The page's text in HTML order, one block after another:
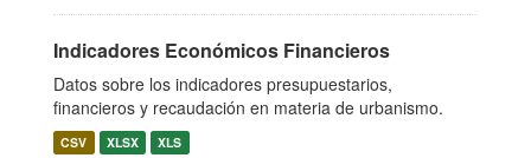
Indicadores Económicos Financieros
Datos sobre los indicadores presupuestarios,
financieros y recaudación en materia de urbanismo.
CSV XLSX XLS